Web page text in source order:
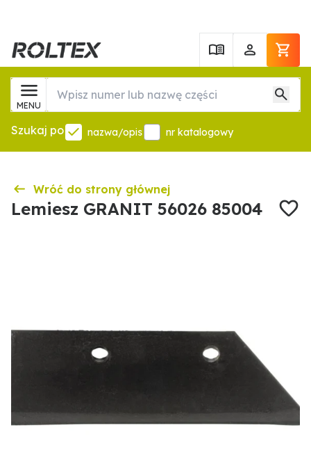
MENU
Szukaj po nazwa/opis nr katalogowy
Wróć do strony głównej
Lemiesz GRANIT 56026 85004